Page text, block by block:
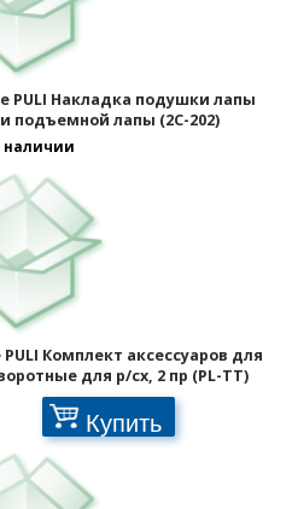
PULI Накладка подушки лапы
подъемной лапы (2C-202)
наличии
Комплект аксессуаров для
для р/сх, 2 пр (PL-TT)
Купить